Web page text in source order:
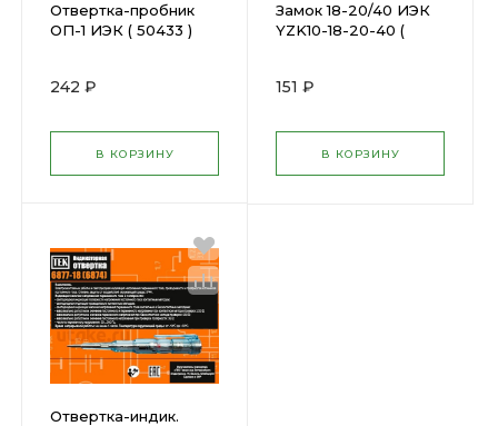
Отвертка-пробник
ОП-1 ИЭК ( 50433 )
242 ₽
В КОРЗИНУ
Замок 18-20/40 ИЭК
YZK10-18-20-40 (
151 ₽
В КОРЗИНУ
Отвертка-индик.